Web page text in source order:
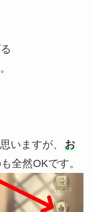
いますが、
お
全然OKです。